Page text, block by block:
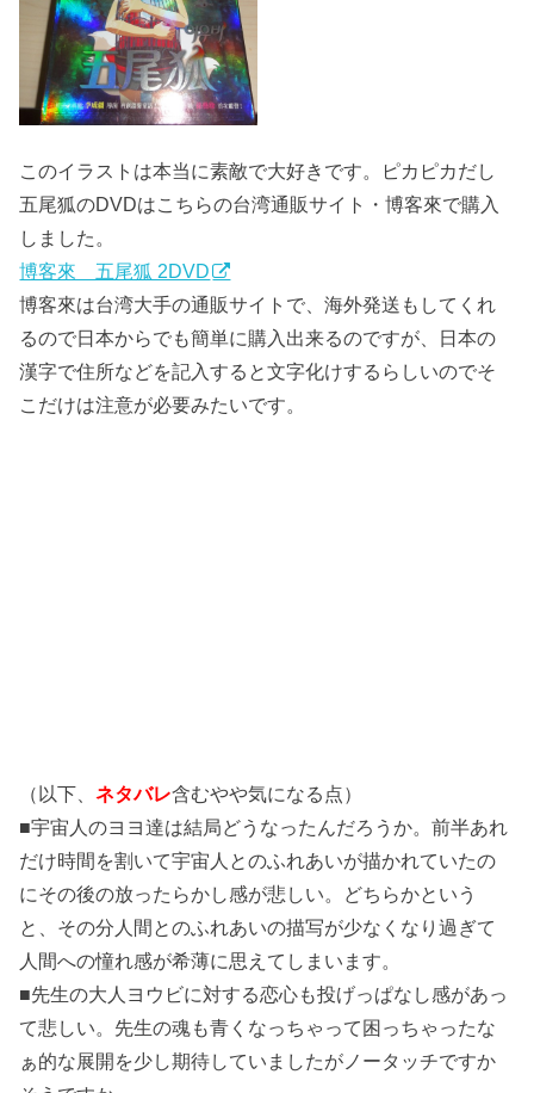
このイラストは本当に素敵で大好きです。ピカピカだし
五尾狐のDVDはこちらの台湾通販サイト・博客來で購入
しました。
博客來 五尾狐 2DVD
博客來は台湾大手の通販サイトで、海外発送もしてくれ
るので日本からでも簡単に購入出来るのですが、日本の
漢字で住所などを記入すると文字化けするらしいのでそ
こだけは注意が必要みたいです。
（以下、ネタバレ含むやや気になる点）
■宇宙人のヨヨ達は結局どうなったんだろうか。前半あれ
だけ時間を割いて宇宙人とのふれあいが描かれていたの
にその後の放ったらかし感が悲しい。どちらかという
と、その分人間とのふれあいの描写が少なくなり過ぎて
人間への憧れ感が希薄に思えてしまいます。
■先生の大人ヨウビに対する恋心も投げっぱなし感があっ
て悲しい。先生の魂も青くなっちゃって困っちゃったな
ぁ的な展開を少し期待していましたがノータッチですか